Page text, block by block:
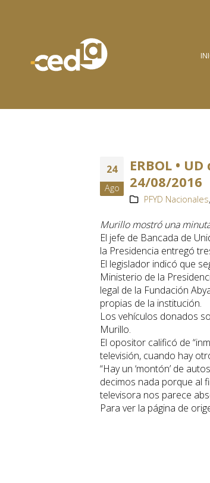
24
Ago
ERBOL •
24/08/2016
PFYD Nacionales,
Murillo mostró una
El jefe de Bancada de
la Presidencia entregó
El legislador indicó que
Ministerio de la
legal de la Fundación
propias de la institución.
Los vehículos donados
Murillo.
El opositor calificó de
televisión, cuando hay
“Hay un ‘montón’ de
decimos nada porque al
televisora nos parece
Para ver la página de